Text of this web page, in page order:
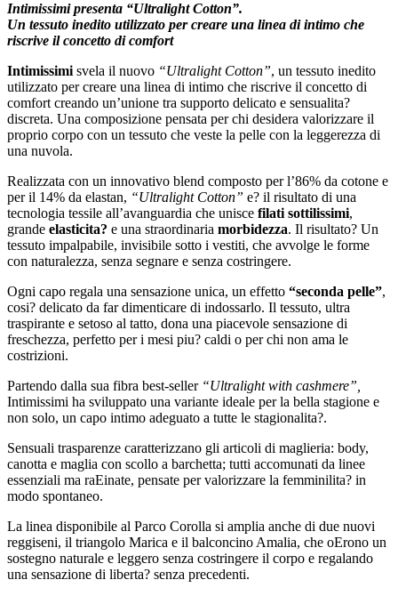
Intimissimi presenta “Ultralight Cotton”.
Un tessuto inedito utilizzato per creare una linea di intimo che
riscrive il concetto di comfort
Intimissimisvela il nuovo “Ultralight Cotton”, un tessuto inedito
utilizzato per creare una linea di intimo che riscrive il concetto di
comfort creando un’unione tra supporto delicato e sensualita?
discreta. Una composizione pensata per chi desidera valorizzare il
proprio corpo con un tessuto che veste la pelle con la leggerezza di
una nuvola.
Realizzata con un innovativo blend composto per l’86% da cotone e
per il 14% da elastan, “Ultralight Cotton” e? il risultato di una
tecnologia tessile all’avanguardia che unisce filati sottilissimi,
grande elasticita? e una straordinaria morbidezza. Il risultato? Un
tessuto impalpabile, invisibile sotto i vestiti, che avvolge le forme
con naturalezza, senza segnare e senza costringere.
Ogni capo regala una sensazione unica, un effetto “seconda pelle”,
cosi? delicato da far dimenticare di indossarlo. Il tessuto, ultra
traspirante e setoso al tatto, dona una piacevole sensazione di
freschezza, perfetto per i mesi piu? caldi o per chi non ama le
costrizioni.
Partendo dalla sua fibra best-seller “Ultralight with cashmere”,
Intimissimi ha sviluppato una variante ideale per la bella stagione e
non solo, un capo intimo adeguato a tutte le stagionalita?.
Sensuali trasparenze caratterizzano gli articoli di maglieria: body,
canotta e maglia con scollo a barchetta; tutti accomunati da linee
essenziali ma raEinate, pensate per valorizzare la femminilita? in
modo spontaneo.
La linea disponibile al Parco Corolla si amplia anche di due nuovi
reggiseni, il triangolo Marica e il balconcino Amalia, che oErono un
sostegno naturale e leggero senza costringere il corpo e regalando
una sensazione di liberta? senza precedenti.